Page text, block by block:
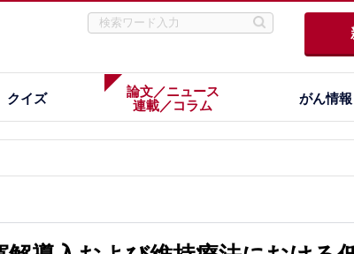
クイズ
論文／ニュース
連載／コラム
がん情報